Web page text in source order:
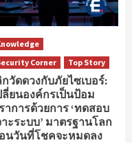
Corner
Top Story
กวัดดวงกับภัยไซเบอร์:
ลี่ยนองค์กรเป็นป้อม
าการด้วยการ ‘ทดสอบ
าะระบบ’ มาตรฐานโลก
นวันที่โชคจะหมดลง